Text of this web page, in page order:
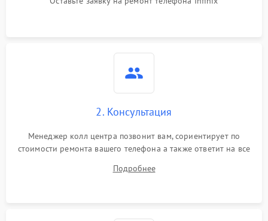
2. Консультация
Менеджер колл центра позвонит вам, сориентирует по
стоимости ремонта вашего телефона а также ответит на все
Подробнее